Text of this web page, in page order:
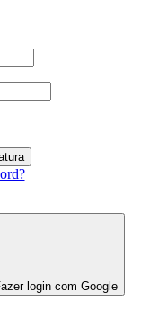
login com Google